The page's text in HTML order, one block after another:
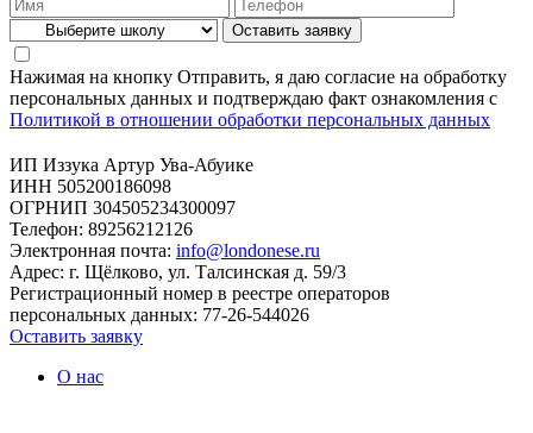
Нажимая на кнопку Отправить, я даю согласие на обработку
персональных данных и подтверждаю факт ознакомления с
Политикой в отношении обработки персональных данных
ИП Иззука Артур Ува-Абуике
ИНН 505200186098
ОГРНИП 304505234300097
Телефон: 89256212126
Электронная почта: info@londonese.ru
Адрес: г. Щёлково, ул. Талсинская д. 59/3
Регистрационный номер в реестре операторов
персональных данных: 77-26-544026
Оставить заявку
О нас